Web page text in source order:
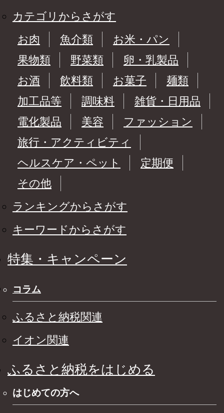
カテゴリからさがす
お肉
魚介類
お米・パン
果物類
野菜類
卵・乳製品
お酒
飲料類 お菓子
麺類
加工品等
調味料
雑貨・日用品
電化製品
美容
ファッション
旅行・アクティビティ
ヘルスケア・ペット
定期便
その他
ランキングからさがす
キーワードからさがす
特集・キャンペーン
コラム
ふるさと納税関連
イオン関連
ふるさと納税をはじめる
はじめての方へ